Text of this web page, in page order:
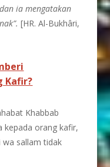
ia mengatakan
[HR. Al-Bukhâri,
Kafir?
Khabbab
kepada orang kafir,
wa sallam tidak